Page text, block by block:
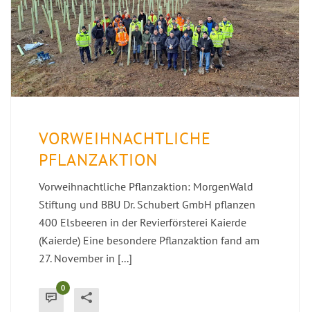
VORWEIHNACHTLICHE
PFLANZAKTION
Vorweihnachtliche Pflanzaktion: MorgenWald
Stiftung und BBU Dr. Schubert GmbH pflanzen
400 Elsbeeren in der Revierförsterei Kaierde
(Kaierde) Eine besondere Pflanzaktion fand am
27. November in [...]
0